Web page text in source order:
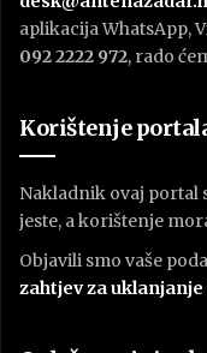
aplikacija WhatsApp,
092 2222 972, rado
Korištenje
Nakladnik ovaj portal
jeste, a korištenje
Objavili smo vaše
zahtjev za